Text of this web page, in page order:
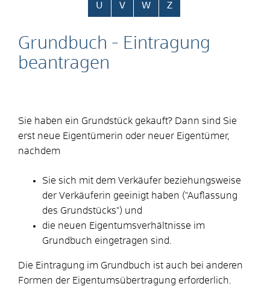
U V W Z
Grundbuch - Eintragung
beantragen
Sie haben ein Grundstück gekauft? Dann sind Sie
erst neue Eigentümerin oder neuer Eigentümer,
nachdem
Sie sich mit dem Verkäufer beziehungsweise
der Verkäuferin geeinigt haben ("Auflassung
des Grundstücks") und
die neuen Eigentumsverhältnisse im
Grundbuch eingetragen sind.
Die Eintragung im Grundbuch ist auch bei anderen
Formen der Eigentumsübertragung erforderlich.